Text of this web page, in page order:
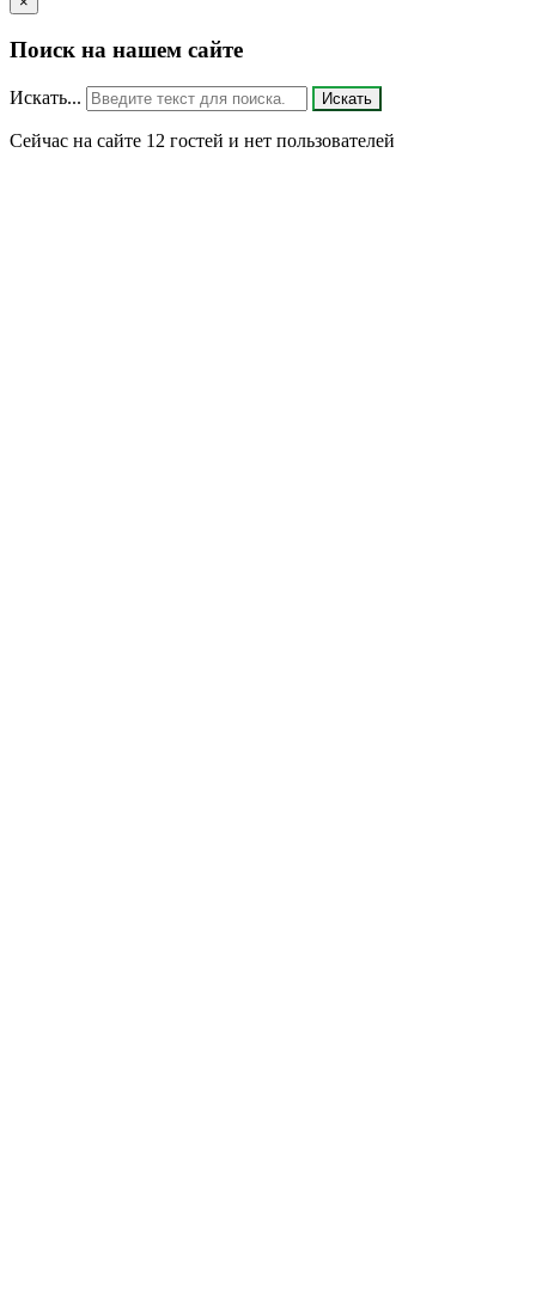
Поиск на нашем сайте
Искать... Искать
Сейчас на сайте 12 гостей и нет пользователей